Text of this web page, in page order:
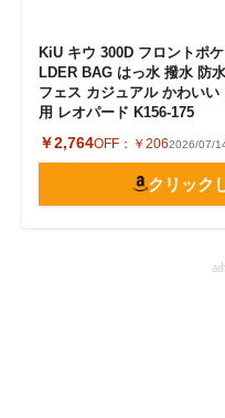
KiU キウ 300D フロントポ
LDER BAG はっ水 撥水 防
フェス カジュアル かわい
用 レオパード K156-175
￥2,764OFF： ￥2062026/07/
クリック